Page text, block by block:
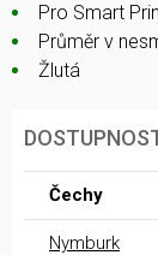
Pro Smart
Průměr v
Žlutá
Čechy
Nymburk